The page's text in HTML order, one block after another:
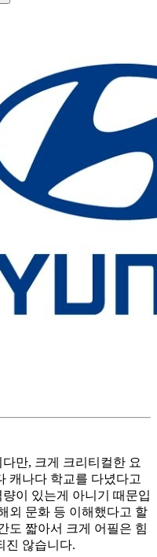
만, 크게 크리티컬한 요
캐나다 학교를 다녔다고
이 있는게 아니기 때문입
외 문화 등 이해했다고 할
도 짧아서 크게 어필은 힘
진 않습니다.